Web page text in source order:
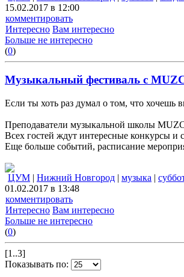
15.02.2017 в 12:00
комментировать
Интересно Вам интересно
Больше не интересно
(0)
Музыкальный фестиваль с
Если ты хоть раз думал о том, что хочешь
Преподаватели музыкальной школы
Всех гостей ждут интересные конкурсы и
Еще больше событий, расписание
ЦУМ | Нижний Новгород | музыка |
01.02.2017 в 13:48
комментировать
Интересно Вам интересно
Больше не интересно
(0)
[1..3]
Показывать по: